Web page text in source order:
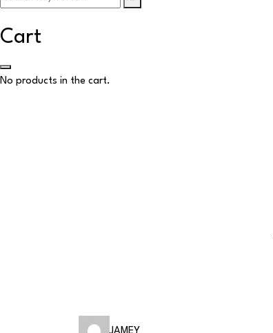
Cart
No products in the cart.
JAMEY